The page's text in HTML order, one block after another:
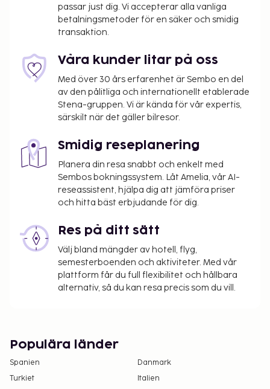
passar just dig. Vi accepterar alla vanliga
betalningsmetoder för en säker och smidig
transaktion.
Våra kunder litar på oss
Med över 30 års erfarenhet är Sembo en del
av den pålitliga och internationellt etablerade
Stena-gruppen. Vi är kända för vår expertis,
särskilt när det gäller bilresor.
Smidig reseplanering
Planera din resa snabbt och enkelt med
Sembos bokningssystem. Låt Amelia, vår AI-
reseassistent, hjälpa dig att jämföra priser
och hitta bäst erbjudande för dig.
Res på ditt sätt
Välj bland mängder av hotell, flyg,
semesterboenden och aktiviteter. Med vår
plattform får du full flexibilitet och hållbara
alternativ, så du kan resa precis som du vill.
Populära länder
Spanien
Danmark
Turkiet
Italien